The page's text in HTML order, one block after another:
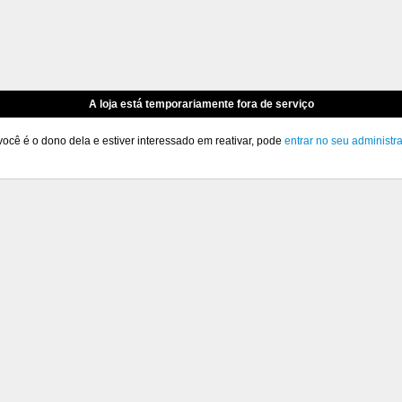
A loja está temporariamente fora de serviço
é o dono dela e estiver interessado em reativar, pode entrar no seu